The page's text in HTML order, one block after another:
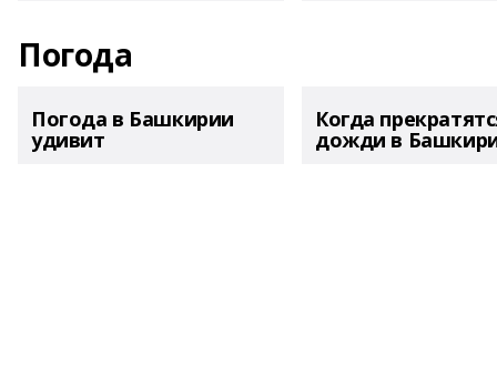
Погода
Погода в Башкирии
удивит
Когда
дожди в